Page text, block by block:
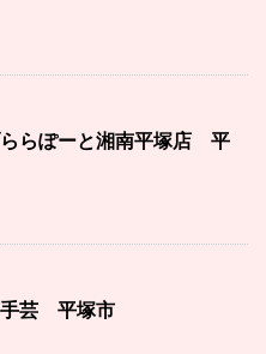
らぽーと湘南平塚店 平
手芸 平塚市